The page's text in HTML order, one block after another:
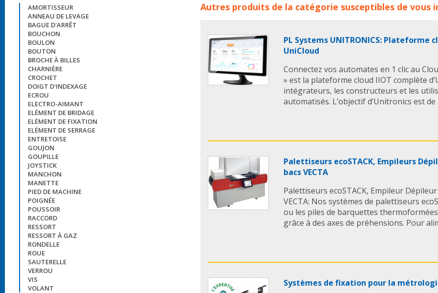
AMORTISSEUR
ANNEAU DE LEVAGE
BAGUE D'ARRÊT
BOUCHON
BOULON
BOUTON
BROCHE À BILLES
CHARNIÈRE
CROCHET
DOIGT D'INDEXAGE
ECROU
ELECTRO-AIMANT
ELÉMENT DE BRIDAGE
ELÉMENT DE FIXATION
ELÉMENT DE SERRAGE
ENTRETOISE
GOUJON
GOUPILLE
JOYSTICK
MANCHON
MANETTE
PIED DE MACHINE
POIGNÉE
POUSSOIR
RACCORD
RESSORT
RESSORT À GAZ
RONDELLE
ROUE
SAUTERELLE
VERROU
VIS
VOLANT
Vis d'arrêt et
REMARQUE
commandés
Le câble Bowden
le collecteur de
séparément.
convient de tenir
en fonction de
contre-butée (gaine
l'aide de la vis
câble Bowden. La
même temps la
> Lors de la pose,
particulièrement à
minimal, en
augmentation des
concerne les familles de produits :collecteur cable bowden
Autres produits de la catégorie susceptibles de vous
PL Systems UNITRONICS: Plateforme
UniCloud
Connectez vos automates en 1 clic au
» est la plateforme cloud IIOT complète
intégrateurs, les constructeurs et les
automatisés. L’objectif d’Unitronics est
Palettiseurs ecoSTACK, Empileurs
bacs VECTA
Palettiseurs ecoSTACK, Empileur
VECTA: Nos systèmes de palettiseurs
ou les piles de barquettes
grâce à des axes de préhensions. Pour
Systèmes de fixation pour la